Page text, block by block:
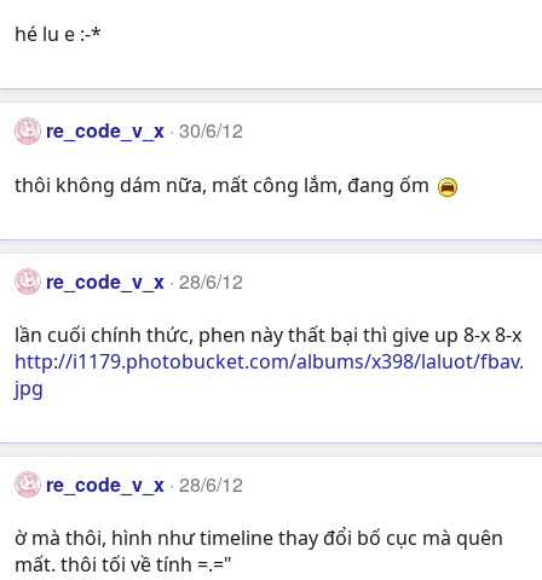
hé lu e :-*
re_code_v_x 30/6/12
thôi không dám nữa, mất công lắm, đang ốm
re_code_v_x 28/6/12
lần cuối chính thức, phen này thất bại thì give up 8-x 8-x
http://i1179.photobucket.com/albums/x398/laluot/fbav.
jpg
re_code_v_x 28/6/12
ờ mà thôi, hình như timeline thay đổi bố cục mà quên
mất. thôi tối về tính =.="